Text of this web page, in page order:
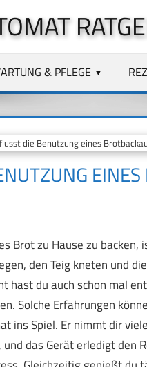
& PFLEGE
die Benutzung eines
Brot zu Hause zu
den Teig kneten und
hast du auch schon mal
Solche Erfahrungen
ins Spiel. Er nimmt dir
das Gerät erledigt den